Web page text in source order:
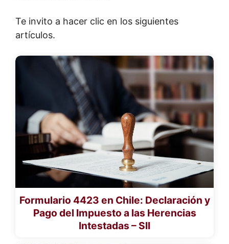
Te invito a hacer clic en los siguientes
artículos.
Formulario 4423 en Chile: Declaración y
Pago del Impuesto a las Herencias
Intestadas – SII